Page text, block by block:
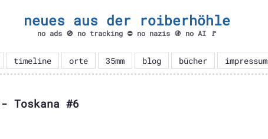
neues aus der roiberhöhle
no ads 🚫 no tracking ⛔ no nazis 🚯 no AI 🚩
timeline orte 35mm blog bücher impressum
Toskana #6